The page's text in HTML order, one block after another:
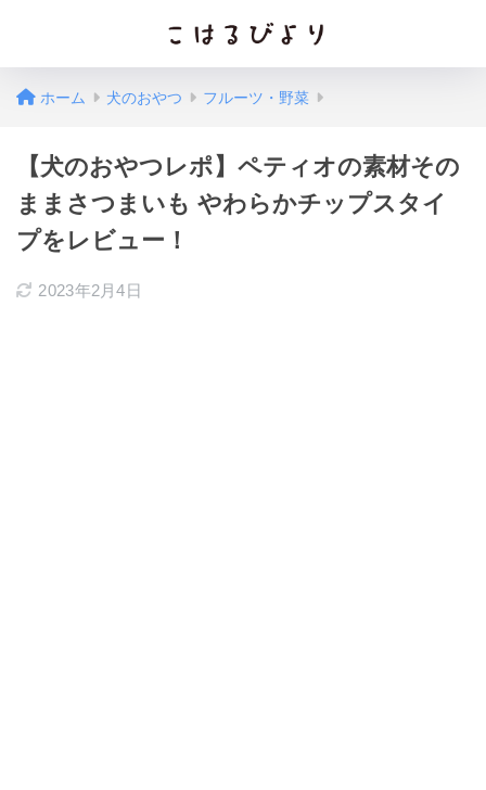
ホーム 犬のおやつ フルーツ・野菜
【犬のおやつレポ】ペティオの素材その
ままさつまいも やわらかチップスタイ
プをレビュー！
2023年2月4日